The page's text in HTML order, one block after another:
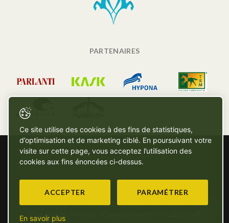
PARTENAIRES
Copyright © SG - 2026 - Tous droits réservés
Powered by Artionet
Ce site utilise des cookies à des fins de statistiques,
d’optimisation et de marketing ciblé. En poursuivant votre
visite sur cette page, vous acceptez l’utilisation des
cookies aux fins énoncées ci-dessus.
ACCEPTER PARAMÉTRER
En savoir plus